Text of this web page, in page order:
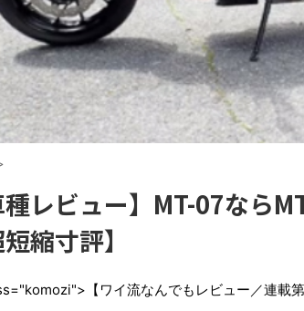
種レビュー】MT-07なら
短縮寸評】
【ワイ流なんでもレビュー／連載